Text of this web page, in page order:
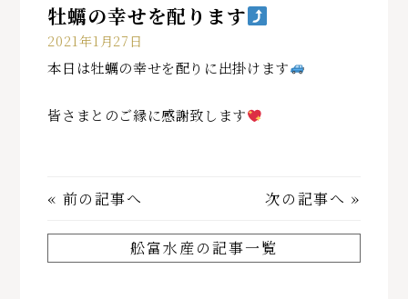
牡蠣の幸せを配ります
2021年1月27日
本日は牡蠣の幸せを配りに出掛けます
皆さまとのご縁に感謝致します
« 前の記事へ 次の記事へ »
舩富水産の記事一覧